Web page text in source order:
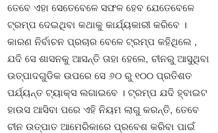
ତେବେ ଏହା ସେତେବେଳେ ସଫଳ ହେବ ଯେତେବେଳେ
ଟ୍ରମ୍ପ ଦେଇଥିବା କଥାକୁ କାର୍ଯ୍ୟକାରୀ କରିବେ ।
କାରଣ ନିର୍ବାଚନ ପ୍ରଚାର ବେଳେ ଟ୍ରମ୍ପ କହିଥିଲେ ,
ଯଦି ସେ ଶାସନକୁ ଆସନ୍ତି ତାହା ହେଲେ, ଚୀନରୁ ଆସୁଥିବା
ଉତ୍ପାଦଗୁଡିକ ଉପରେ ସେ ୬୦ ରୁ ୧୦୦ ପ୍ରତିଶତ
ପର୍ଯ୍ୟନ୍ତ ଟ୍ୟାକ୍ସ ଲଗାଇବେ । ଟ୍ରମ୍ପ ଯଦି ହ୍ବାଇଟ
ହାଉସ ଆସିବା ପରେ ଏହି ନିୟମ ଲାଗୁ କରନ୍ତି, ତେବେ
ଚୀନ ଉତ୍ପାତ ଆମେରିକାରେ ପ୍ରବେଶ କରିବା ପାଇଁ